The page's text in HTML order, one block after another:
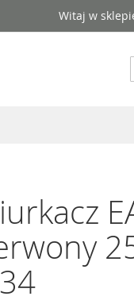
Witaj w